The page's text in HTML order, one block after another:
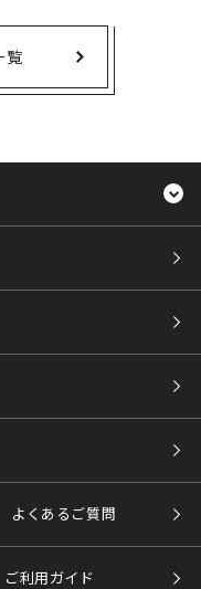
覧
よくあるご質問
ご利用ガイド